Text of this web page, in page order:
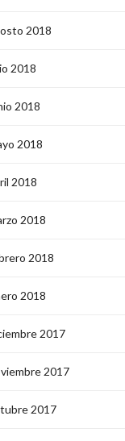
2018
2018
2018
2018
2018
2018
2018
2018
2017
2017
2017